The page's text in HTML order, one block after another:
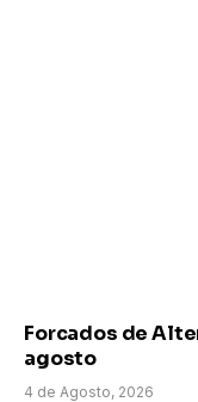
Forcados de
agosto
4 de Agosto, 2026